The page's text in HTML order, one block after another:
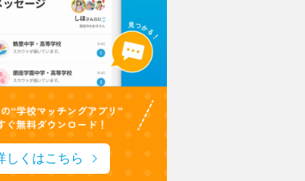
日本大学豊山女子中学校・高等学校
理想を形にデザインと機能性をアップ
生徒たちに託された夏服リニューアル
しくはこちら